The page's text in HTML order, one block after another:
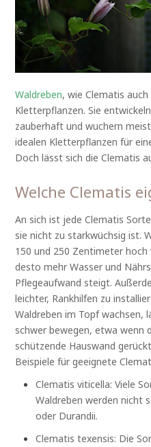
Waldreben, wie Clematis
Kletterpflanzen. Sie
zauberhaft und wuchern
idealen Kletterpflanzen für
Doch lässt sich die Clematis
Welche Clematis
An sich ist jede Clematis
sie nicht zu starkwüchsig ist.
150 und 250 Zentimeter
desto mehr Wasser und
Pflegeaufwand steigt.
leichter, Rankhilfen zu
Waldreben im Topf wachsen,
schwer bewegen, etwa wenn
schützende Hauswand
Beispiele für geeignete
Clematis viticella: Viele
Waldreben werden nicht
oder Durandii.
Clematis texensis: Die